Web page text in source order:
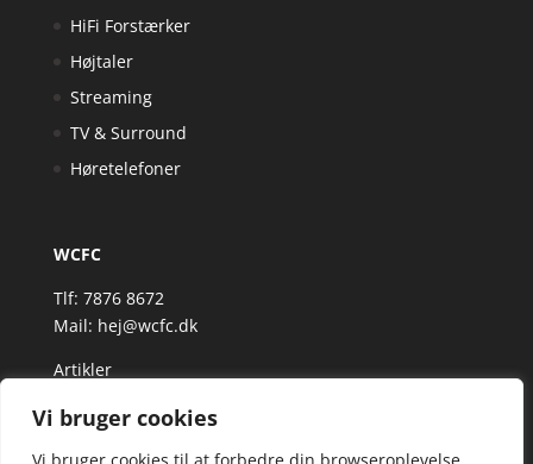
Vi bruger cookies
HiFi Forstærker
Højtaler
Streaming
TV & Surround
Høretelefoner
WCFC
Tlf: 7876 8672
Mail: hej@wcfc.dk
Artikler